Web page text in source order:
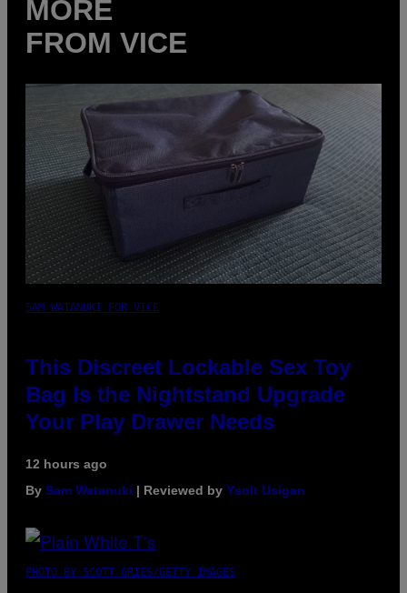
MORE
FROM VICE
SAM WATANUKI FOR VICE
This Discreet Lockable Sex Toy
Bag Is the Nightstand Upgrade
Your Play Drawer Needs
12 hours ago
By Sam Watanuki | Reviewed by Ysolt Usigan
PHOTO BY SCOTT GRIES/GETTY IMAGES